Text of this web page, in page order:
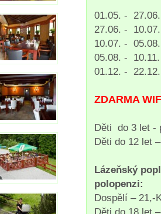
01.05. -
27.06. -
10.07. -
05.08. -
01.12. -
ZDARMA
Děti do 3 let -
Děti do 12 let
Lázeňský
polopenzi:
Dospělí
Děti do 18